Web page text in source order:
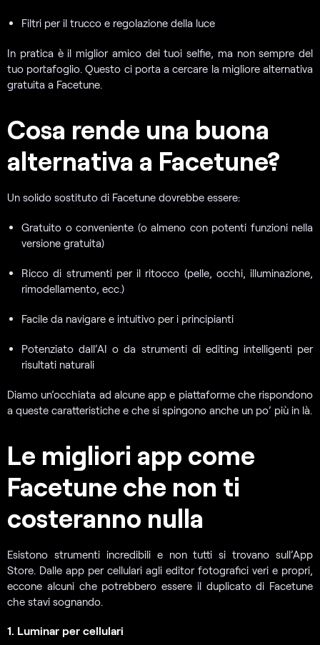
Filtri per il trucco e regolazione della luce
In pratica è il miglior amico dei tuoi selfie, ma non sempre del
tuo portafoglio. Questo ci porta a cercare la migliore alternativa
gratuita a Facetune.
Cosa rende una buona
alternativa a Facetune?
Un solido sostituto di Facetune dovrebbe essere:
Gratuito o conveniente (o almeno con potenti funzioni nella
versione gratuita)
Ricco di strumenti per il ritocco (pelle, occhi, illuminazione,
rimodellamento, ecc.)
Facile da navigare e intuitivo per i principianti
Potenziato dall’AI o da strumenti di editing intelligenti per
risultati naturali
Diamo un’occhiata ad alcune app e piattaforme che rispondono
a queste caratteristiche e che si spingono anche un po’ più in là.
Le migliori app come
Facetune che non ti
costeranno nulla
Esistono strumenti incredibili e non tutti si trovano sull’App
Store. Dalle app per cellulari agli editor fotografici veri e propri,
eccone alcuni che potrebbero essere il duplicato di Facetune
che stavi sognando.
1. Luminar per cellulari